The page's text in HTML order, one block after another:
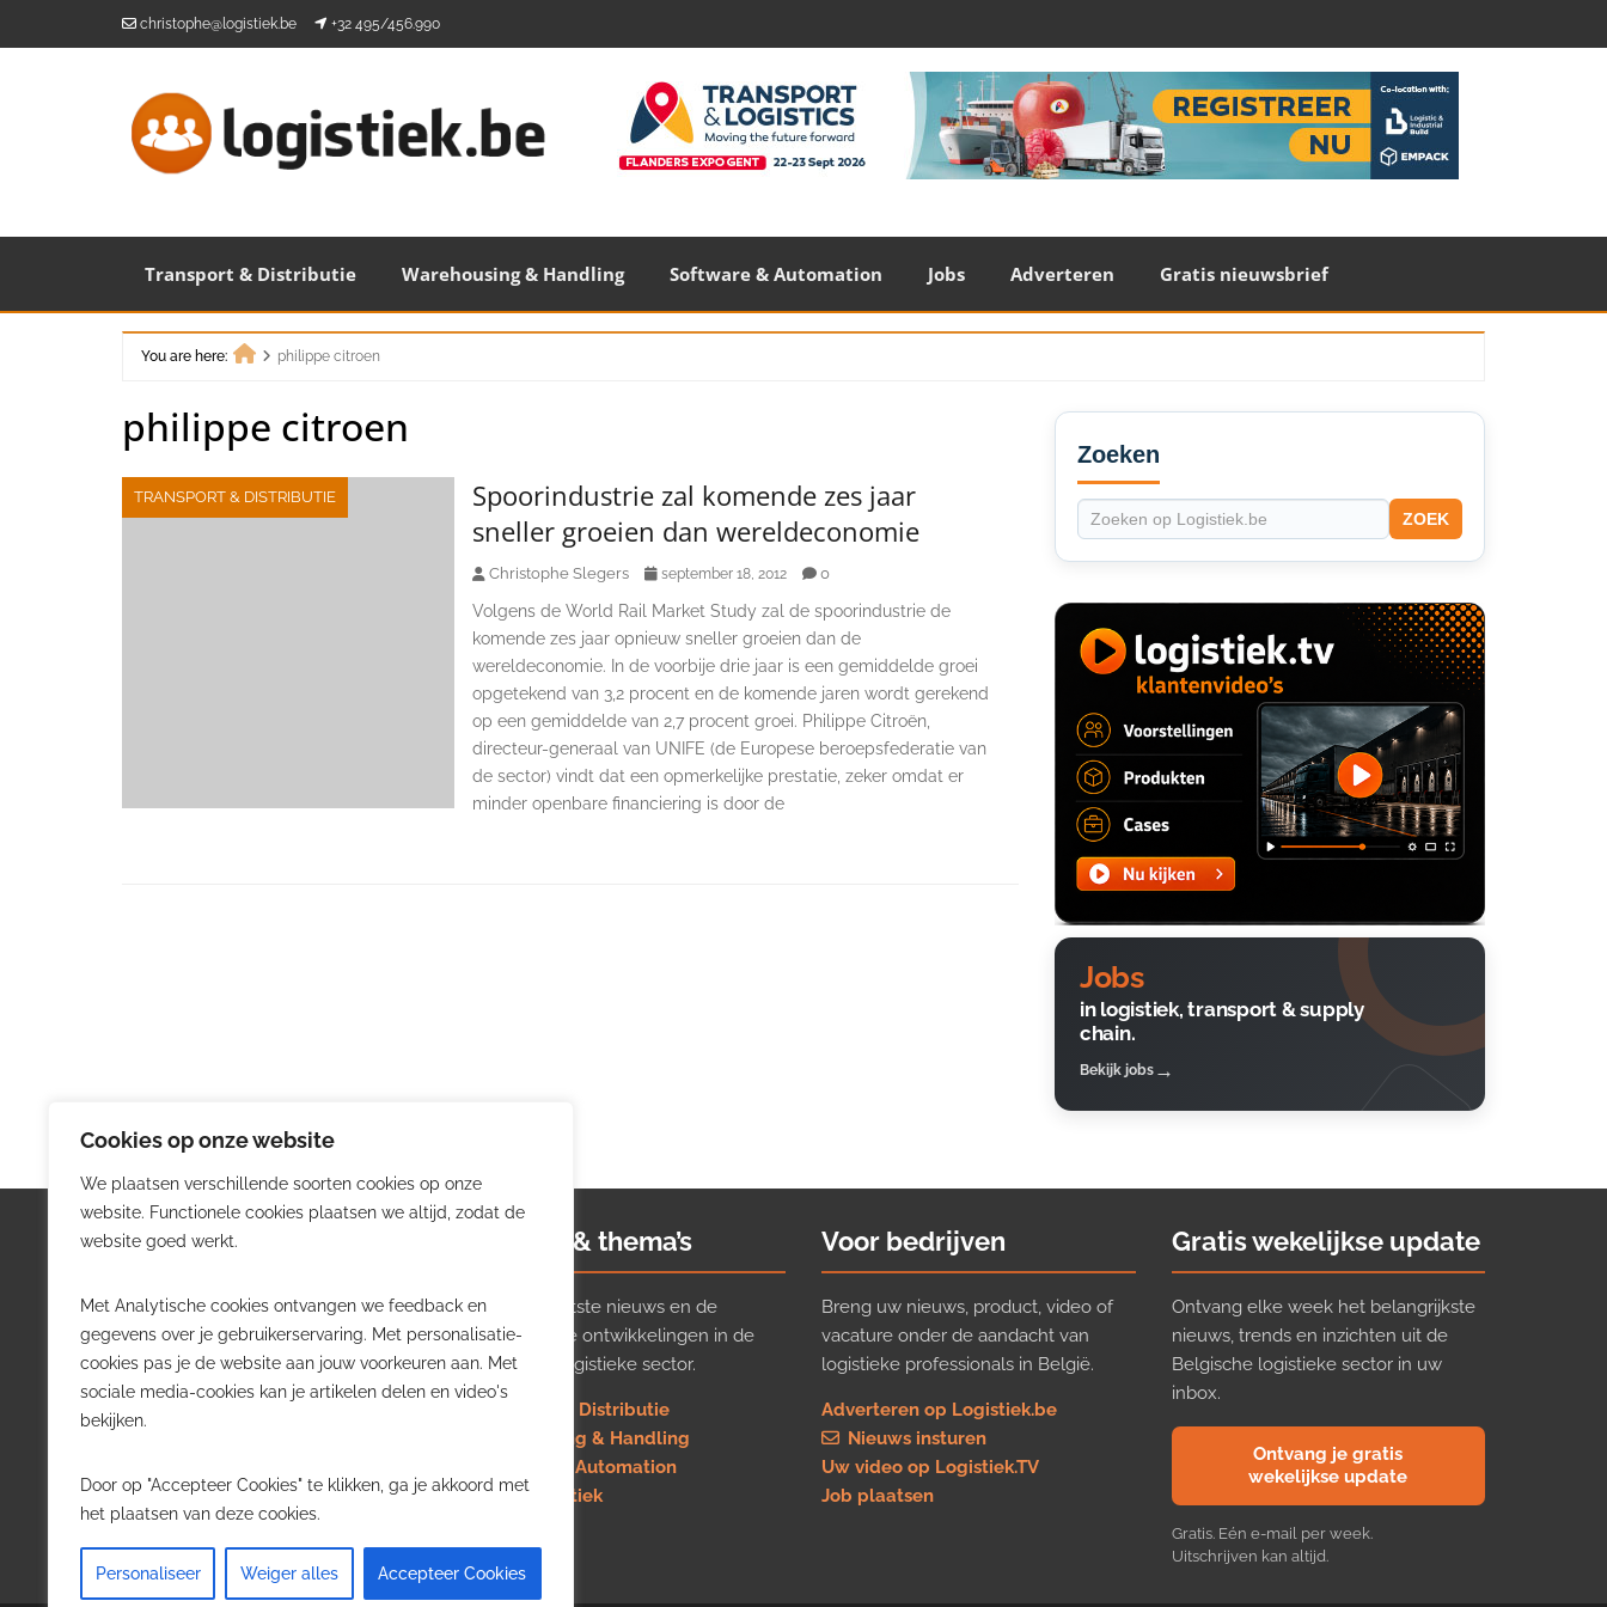
Cookies op onze website
We plaatsen verschillende soorten cookies op onze
website. Functionele cookies plaatsen we altijd, zodat de
website goed werkt.
Met Analytische cookies ontvangen we feedback en
gegevens over je gebruikerservaring. Met personalisatie-
cookies pas je de website aan jouw voorkeuren aan. Met
sociale media-cookies kan je artikelen delen en video's
bekijken.
Door op "Accepteer Cookies" te klikken, ga je akkoord met
het plaatsen van deze cookies.
Personaliseer Weiger alles Accepteer Cookies
christophe@logistiek.be +32 495/456.990
Transport & Distributie Warehousing & Handling Software & Automation Jobs Adverteren Gratis nieuwsbrief
You are here:
philippe citroen
philippe citroen
TRANSPORT & DISTRIBUTIE
Spoorindustrie zal komende zes jaar
sneller groeien dan wereldeconomie
Christophe Slegers september 18, 2012 0
Volgens de World Rail Market Study zal de spoorindustrie de
komende zes jaar opnieuw sneller groeien dan de
wereldeconomie. In de voorbije drie jaar is een gemiddelde groei
opgetekend van 3,2 procent en de komende jaren wordt gerekend
op een gemiddelde van 2,7 procent groei. Philippe Citroën,
directeur-generaal van UNIFE (de Europese beroepsfederatie van
de sector) vindt dat een opmerkelijke prestatie, zeker omdat er
minder openbare financiering is door de
Secondary
Sidebar
Zoeken
ZOEK
Jobs
in logistiek, transport & supply
chain.
Bekijk jobs
Logistiek.be
Logistiek.be brengt dagelijks nieuws,
trends en praktijkverhalen over
transport, warehousing, supply chain
en automatisering in België.
willen volgen.
Nieuws & thema’s
Volg het laatste nieuws en de
belangrijkste ontwikkelingen in de
Belgische logistieke sector.
Transport & Distributie
Warehousing & Handling
Software & Automation
Job in logistiek
Voor bedrijven
Breng uw nieuws, product, video of
vacature onder de aandacht van
logistieke professionals in België.
Adverteren op Logistiek.be
Nieuws insturen
Uw video op Logistiek.TV
Job plaatsen
Gratis wekelijkse update
Ontvang elke week het belangrijkste
nieuws, trends en inzichten uit de
Belgische logistieke sector in uw
inbox.
Ontvang je gratis
wekelijkse update
Gratis. Eén e-mail per week.
Uitschrijven kan altijd.